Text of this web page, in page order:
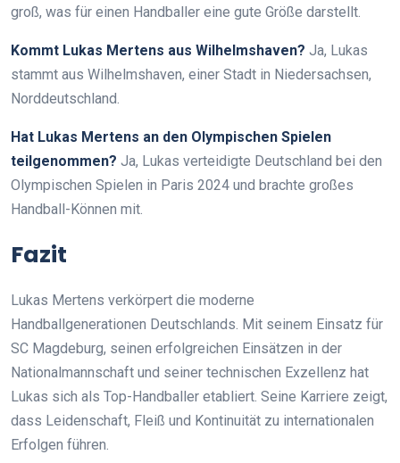
groß, was für einen Handballer eine gute Größe darstellt.
Kommt Lukas Mertens aus Wilhelmshaven? Ja, Lukas
stammt aus Wilhelmshaven, einer Stadt in Niedersachsen,
Norddeutschland.
Hat Lukas Mertens an den Olympischen Spielen
teilgenommen? Ja, Lukas verteidigte Deutschland bei den
Olympischen Spielen in Paris 2024 und brachte großes
Handball-Können mit.
Fazit
Lukas Mertens verkörpert die moderne
Handballgenerationen Deutschlands. Mit seinem Einsatz für
SC Magdeburg, seinen erfolgreichen Einsätzen in der
Nationalmannschaft und seiner technischen Exzellenz hat
Lukas sich als Top-Handballer etabliert. Seine Karriere zeigt,
dass Leidenschaft, Fleiß und Kontinuität zu internationalen
Erfolgen führen.